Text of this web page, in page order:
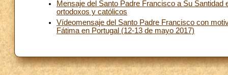
Mensaje del Santo Padre Francisco a Su
ortodoxos y católicos
Vídeomensaje del Santo Padre Francisco con
Fátima en Portugal (12-13 de mayo 2017)